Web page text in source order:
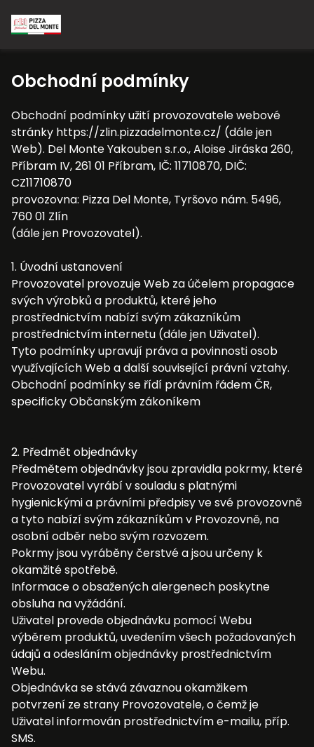
Obchodní podmínky
Obchodní podmínky užití provozovatele webové
stránky https://zlin.pizzadelmonte.cz/ (dále jen
Web). Del Monte Yakouben s.r.o., Aloise Jiráska 260,
Příbram IV, 261 01 Příbram, IČ: 11710870, DIČ:
CZ11710870
provozovna: Pizza Del Monte, Tyršovo nám. 5496,
760 01 Zlín
(dále jen Provozovatel).
1. Úvodní ustanovení
Provozovatel provozuje Web za účelem propagace
svých výrobků a produktů, které jeho
prostřednictvím nabízí svým zákazníkům
prostřednictvím internetu (dále jen Uživatel).
Tyto podmínky upravují práva a povinnosti osob
využívajících Web a další související právní vztahy.
Obchodní podmínky se řídí právním řádem ČR,
specificky Občanským zákoníkem
2. Předmět objednávky
Předmětem objednávky jsou zpravidla pokrmy, které
Provozovatel vyrábí v souladu s platnými
hygienickými a právními předpisy ve své provozovně
a tyto nabízí svým zákazníkům v Provozovně, na
osobní odběr nebo svým rozvozem.
Pokrmy jsou vyráběny čerstvé a jsou určeny k
okamžité spotřebě.
Informace o obsažených alergenech poskytne
obsluha na vyžádání.
Uživatel provede objednávku pomocí Webu
výběrem produktů, uvedením všech požadovaných
údajů a odesláním objednávky prostřednictvím
Webu.
Objednávka se stává závaznou okamžikem
potvrzení ze strany Provozovatele, o čemž je
Uživatel informován prostřednictvím e-mailu, příp.
SMS.